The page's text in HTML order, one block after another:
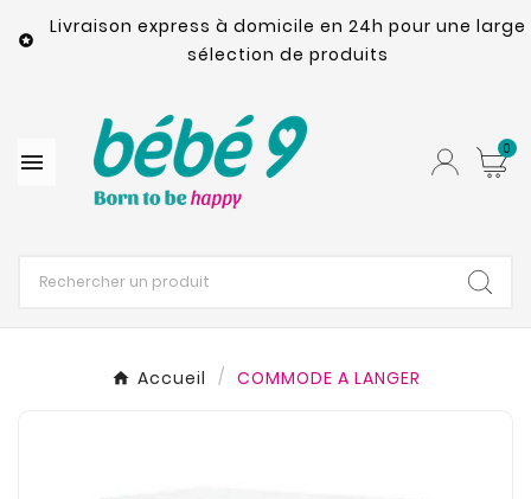

Livraison express à domicile en 24h pour une large
sélection de produits
 0
Accueil COMMODE A LANGER